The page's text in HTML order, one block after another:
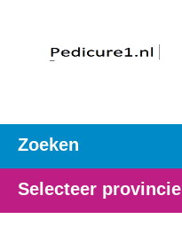
Zoeken
Selecteer provincie